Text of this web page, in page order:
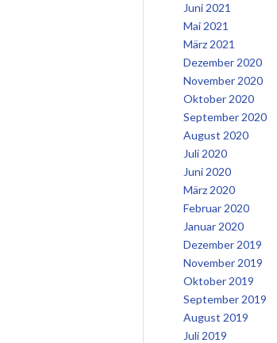
Juni 2021
Mai 2021
März 2021
Dezember 2020
November 2020
Oktober 2020
September 2020
August 2020
Juli 2020
Juni 2020
März 2020
Februar 2020
Januar 2020
Dezember 2019
November 2019
Oktober 2019
September 2019
August 2019
Juli 2019